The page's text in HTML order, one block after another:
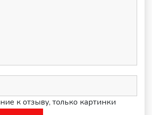
к отзыву, только картинки